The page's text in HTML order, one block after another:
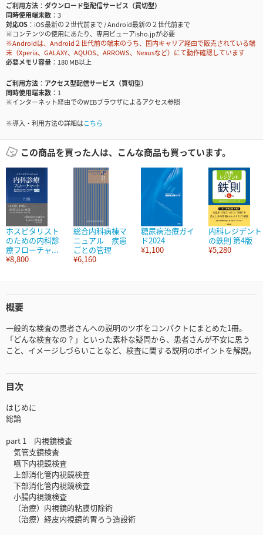
ご利用方法
ダウンロード型配信サービス（買切型）
同時使用端末数
3
対応OS
iOS最新の２世代前まで / Android最新の２世代前まで
※コンテンツの使用にあたり、専用ビューアisho.jpが必要
※Androidは、Android２世代前の端末のうち、国内キャリア経由で販売されている端
末（Xperia、GALAXY、AQUOS、ARROWS、Nexusなど）にて動作確認しています
必要メモリ容量
180 MB以上
ご利用方法
アクセス型配信サービス（買切型）
同時使用端末数
1
※インターネット経由でのWEBブラウザによるアクセス参照
※導入・利用方法の詳細はこちら
この商品を買った人は、こんな商品も買っています。
ホスピタリスト
のための内科診
療フローチャ...
¥8,800
総合内科病棟マ
ニュアル 疾患
ごとの管理
¥6,160
糖尿病治療ガイ
ド2024
¥1,100
内科レジデント
の鉄則 第4版
¥5,280
概要
一般的な検査の患者さんへの説明のツボをコンパクトにまとめた1冊。
「どんな検査なの？」といった素朴な疑問から、患者さんが不安に思う
こと、イメージしづらいことなど、検査に関する説明のポイントを解説。
目次
はじめに
総論
part 1 内視鏡検査
気管支鏡検査
嚥下内視鏡検査
上部消化管内視鏡検査
下部消化管内視鏡検査
小腸内視鏡検査
（治療）内視鏡的粘膜切除術
（治療）経皮内視鏡的胃ろう造設術